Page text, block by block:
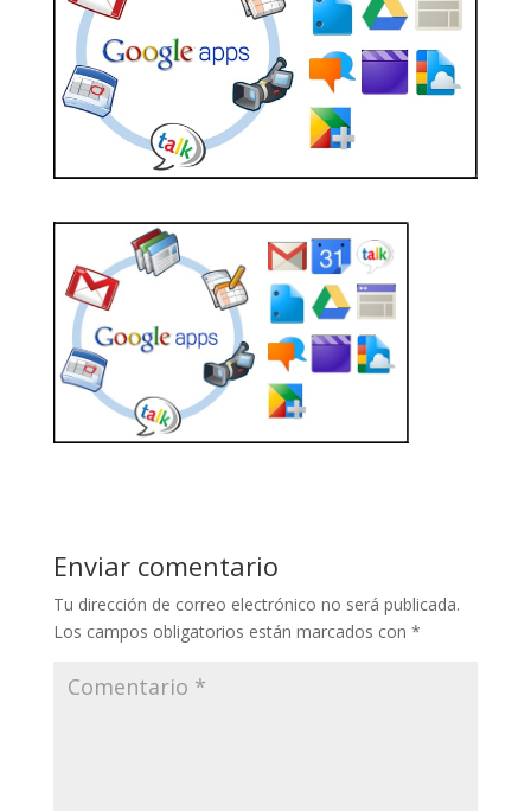
Enviar comentario
Tu dirección de correo electrónico no será publicada.
Los campos obligatorios están marcados con *